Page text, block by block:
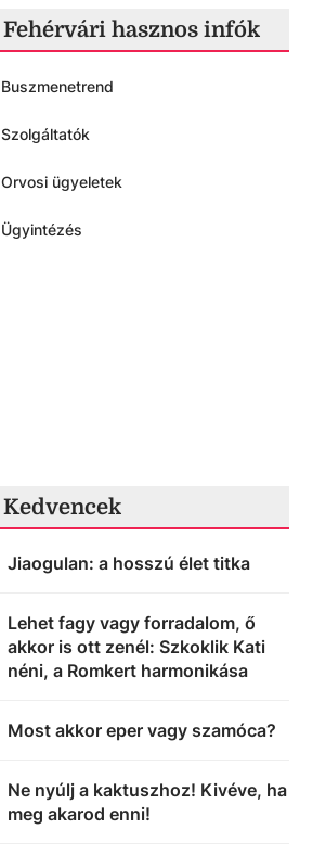
Fehérvári hasznos infók
Buszmenetrend
Szolgáltatók
Orvosi ügyeletek
Ügyintézés
Kedvencek
Jiaogulan: a hosszú élet titka
Lehet fagy vagy forradalom, ő
akkor is ott zenél: Szkoklik Kati
néni, a Romkert harmonikása
Most akkor eper vagy szamóca?
Ne nyúlj a kaktuszhoz! Kivéve, ha
meg akarod enni!